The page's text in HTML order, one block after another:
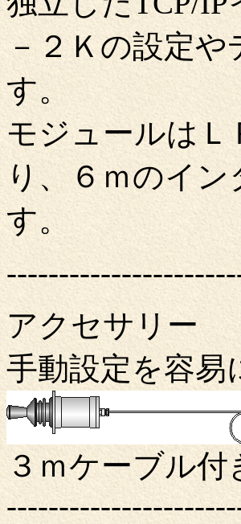
－２Ｋの設定
す。
モジュールはＬ
り、６ｍのイ
す。
アクセサリー
手動設定を容
３ｍケーブル付